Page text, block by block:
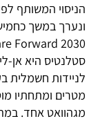
הניסוי המשותף
ונערך במשך
סטלנטיס היא אן-
מטרים ומתחתיו